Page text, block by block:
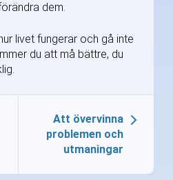
dem.
livet fungerar och gå inte
du att må bättre, du
Att övervinna
problemen och
utmaningar